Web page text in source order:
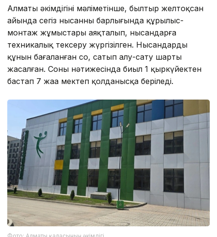
Алматы әкімдігінің мәліметінше, былтыр желтоқсан
айында сегіз нысанның барлығында құрылыс-
монтаж жұмыстары аяқталып, нысандарға
техникалық тексеру жүргізілген. Нысандардың
құнын бағаланған соң, сатып алу-сату шарты
жасалған. Соның нәтижесінда биыл 1 қыркүйектен
бастап 7 жаңа мектеп қолданысқа беріледі.